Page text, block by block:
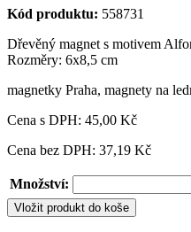
Kód produktu: 558731
Dřevěný magnet s motivem
Rozměry: 6x8,5 cm
magnetky Praha, magnety na
Cena s DPH: 45,00 Kč
Cena bez DPH: 37,19 Kč
Množství:
Vložit produkt do koše